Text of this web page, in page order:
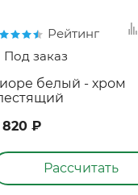
Рейтинг
Под заказ
белый - хром
820 ₽
Рассчитать